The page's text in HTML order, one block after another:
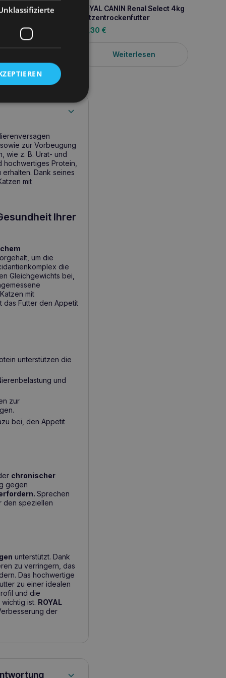
ROYAL CANIN Renal Select 4kg
Katzentrockenfutter
57,30 €
Weiterlesen
zur Vorbeugung
wie z. B. Urat- und
hochwertiges Protein,
Dank seines
mit
Ihrer
um die
die
Gleichgewichts bei,
mit
das Futter den Appetit
unterstützen die
und
zur
bei, den Appetit
chronischer
gegen
Sprechen
den speziellen
unterstützt. Dank
zu verringern, das
Das hochwertige
zu einer idealen
und die
ist. ROYAL
der